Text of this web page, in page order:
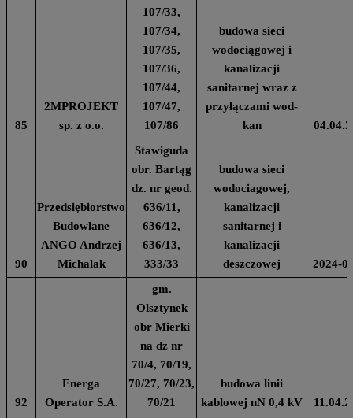
85
2MPROJEKT
sp. z o.o.
107/33,
107/34,
107/35,
107/36,
107/44,
107/47,
107/86
budowa sieci
wodociągowej i
kanalizacji
sanitarnej wraz z
przyłączami wod-
kan
90
Przedsiębiorstwo
Budowlane
ANGO Andrzej
Michalak
Stawiguda
obr. Bartąg
dz. nr geod.
636/11,
636/12,
636/13,
333/33
budowa sieci
wodociagowej,
kanalizacji
sanitarnej i
kanalizacji
deszczowej
2024-
92
Energa
Operator S.A.
gm.
Olsztynek
obr Mierki
na dz nr
70/4, 70/19,
70/27, 70/23,
70/21
budowa linii
kablowej nN 0,4 kV